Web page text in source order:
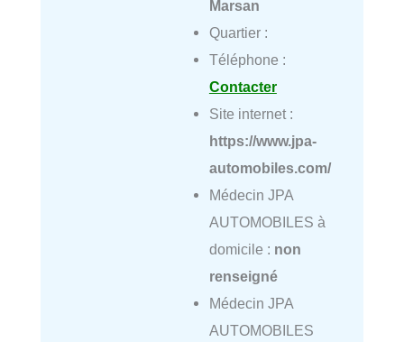
Marsan
Quartier :
Téléphone :
Contacter
Site internet :
https://www.jpa-
automobiles.com/
Médecin JPA
AUTOMOBILES à
domicile : non
renseigné
Médecin JPA
AUTOMOBILES